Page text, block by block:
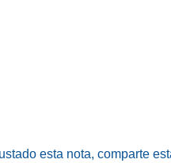
esta nota, comparte